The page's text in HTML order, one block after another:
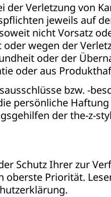
der Verletzung von
jeweils auf
nicht Vorsatz
wegen der
oder der
oder aus
bzw. -
persönliche
der the-z-
Schutz Ihrer zur
oberste Priorität.